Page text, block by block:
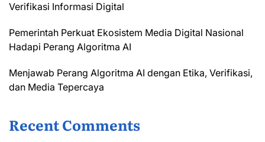
Verifikasi Informasi Digital
Pemerintah Perkuat Ekosistem Media Digital Nasional
Hadapi Perang Algoritma AI
Menjawab Perang Algoritma AI dengan Etika, Verifikasi,
dan Media Tepercaya
Recent Comments